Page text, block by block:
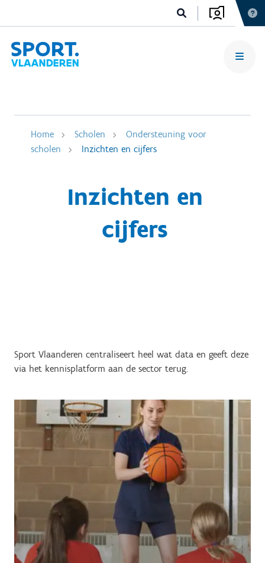
Home Scholen
Ondersteuning voor
scholen
Inzichten en cijfers
Inzichten en
cijfers
Sport Vlaanderen centraliseert heel wat data en geeft deze
via het kennisplatform aan de sector terug.